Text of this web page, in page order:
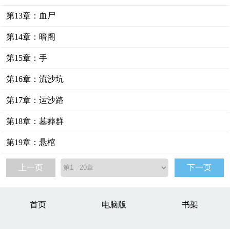
第13章：血尸
第14章：暗阁
第15章：手
第16章：流沙坑
第17章：运沙路
第18章：墓葬群
第19章：悬棺
上一页 下一页
首页 电脑版 书架